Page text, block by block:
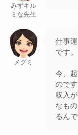
みずキル
ミな先生
メグミ
仕事
です。
今、
ので
収入
なも
るん